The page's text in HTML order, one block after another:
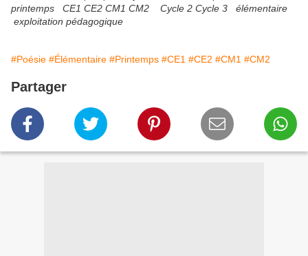
printemps CE1 CE2 CM1 CM2 Cycle 2 Cycle 3 élémentaire
exploitation pédagogique
#Poésie #Élémentaire #Printemps #CE1 #CE2 #CM1 #CM2
Partager